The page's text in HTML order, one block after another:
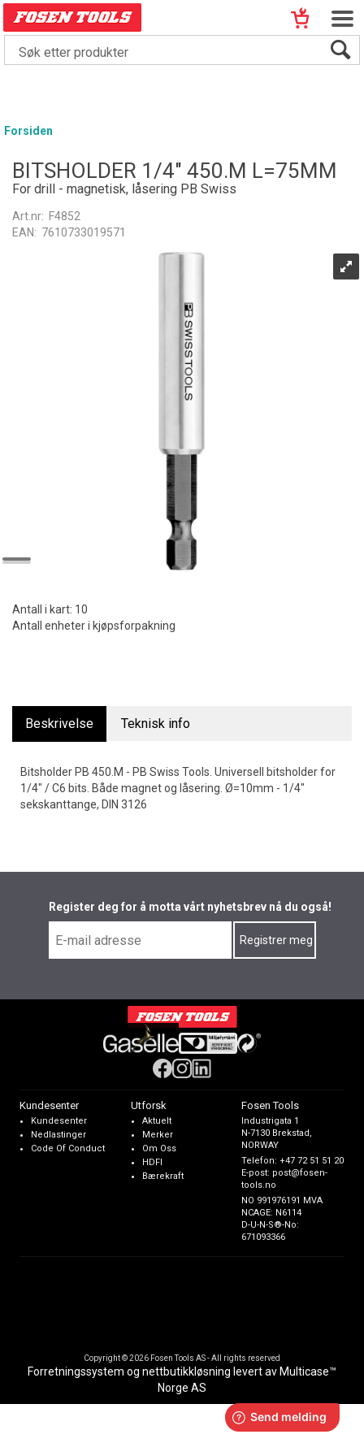
Forsiden
BITSHOLDER 1/4" 450.M L=75MM
For drill - magnetisk, låsering PB Swiss
Art.nr: F4852
EAN: 7610733019571
Antall i kart: 10
Antall enheter i kjøpsforpakning
Beskrivelse Teknisk info
Bitsholder PB 450.M - PB Swiss Tools. Universell bitsholder for
1/4" / C6 bits. Både magnet og låsering. Ø=10mm - 1/4"
sekskanttange, DIN 3126
Register deg for å motta vårt nyhetsbrev nå du også!
Kundesenter
Kundesenter
Nedlastinger
Code Of Conduct
Utforsk
Aktuelt
Merker
Om Oss
HDFI
Bærekraft
Fosen Tools
Industrigata 1
N-7130 Brekstad,
NORWAY
Telefon:+47 72 51 51 20
E-post: post@fosen-
tools.no
NO 991976191 MVA
NCAGE: N6114
D-U-N-S®-No:
671093366
Copyright © 2026 Fosen Tools AS - All rights reserved
Forretningssystem og nettbutikkløsning levert av Multicase™
Norge AS